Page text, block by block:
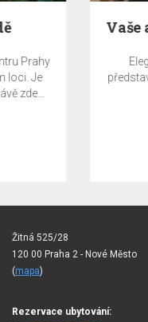
Elegantní
představují důstojné a
v
Žitná 525/28
120 00 Praha 2 - Nové Město
(mapa)
Rezervace ubytování: